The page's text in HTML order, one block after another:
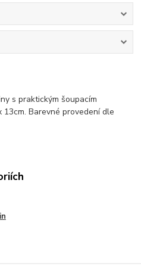
s praktickým šoupacím
13cm. Barevné provedení dle